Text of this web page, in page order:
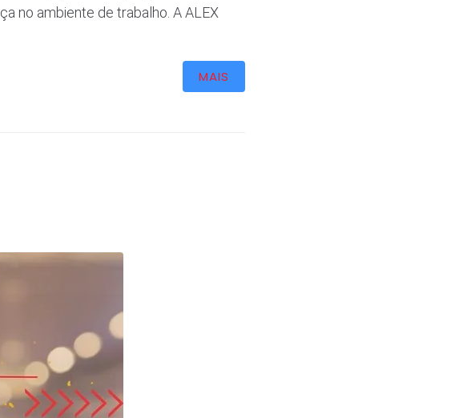
no ambiente de trabalho. A ALEX
MAIS